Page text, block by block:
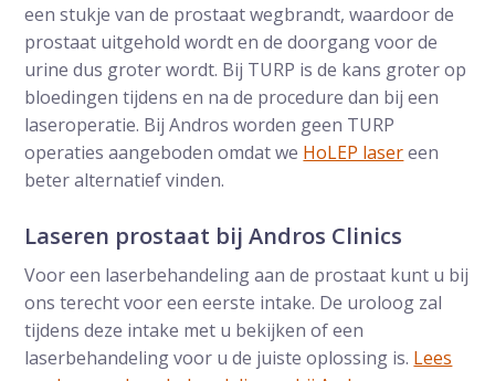
een stukje van de prostaat wegbrandt, waardoor de
prostaat uitgehold wordt en de doorgang voor de
urine dus groter wordt. Bij TURP is de kans groter op
bloedingen tijdens en na de procedure dan bij een
laseroperatie. Bij Andros worden geen TURP
operaties aangeboden omdat we HoLEP lasereen
beter alternatief vinden.
Laseren prostaat bij Andros Clinics
Voor een laserbehandeling aan de prostaat kunt u bij
ons terecht voor een eerste intake. De uroloog zal
tijdens deze intake met u bekijken of een
laserbehandeling voor u de juiste oplossing is. Lees